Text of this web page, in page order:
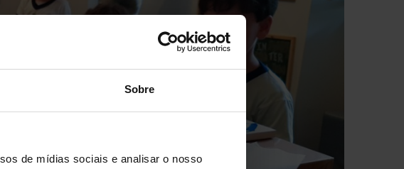
Sobre
de mídias sociais e analisar o nosso